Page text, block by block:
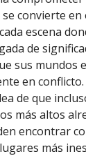
convierte en
escena
de
sus mundos
en
de que
más altos
encontrar
más